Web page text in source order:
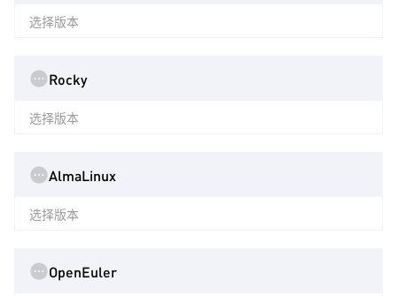
选择版本
Rocky
选择版本
AlmaLinux
选择版本
OpenEuler